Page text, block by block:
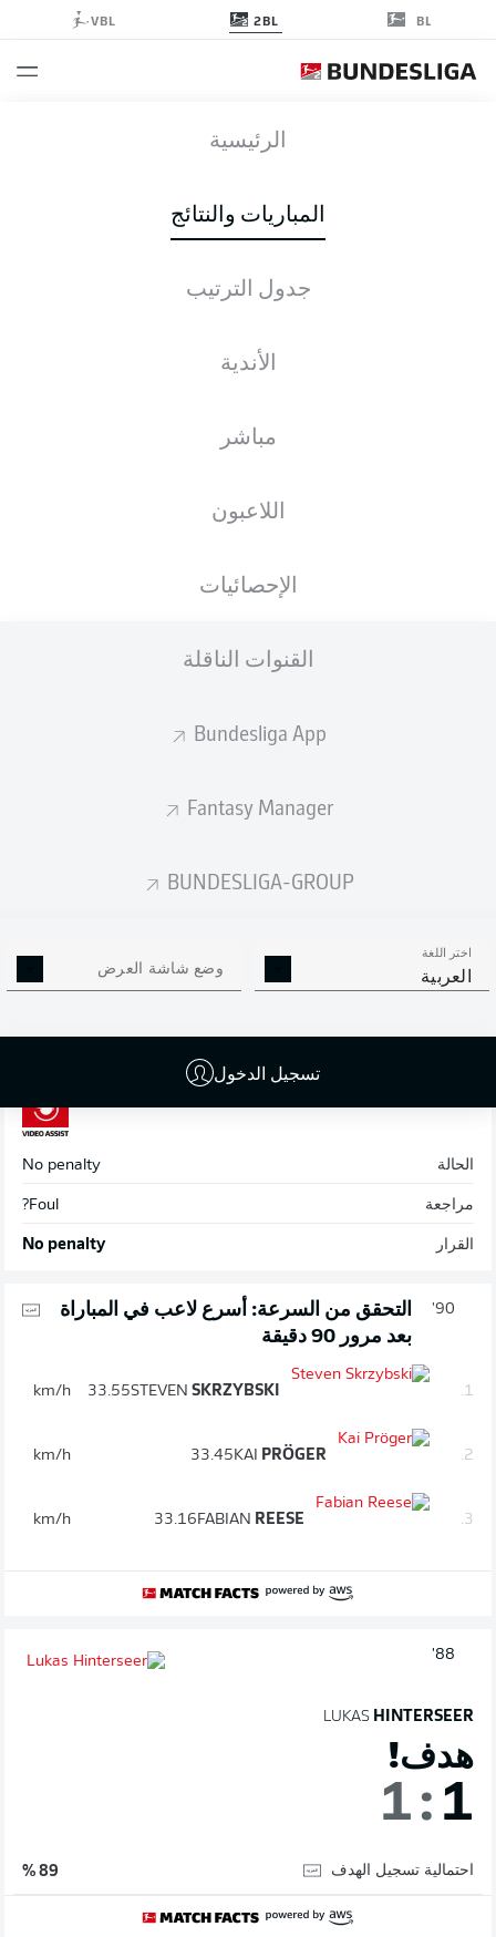
BL
2BL
VBL
الرئيسية
المباريات والنتائج
جدول الترتيب
الأندية
مباشر
اللاعبون
الإحصائيات
القنوات الناقلة
Bundesliga App
Fantasy Manager
BUNDESLIGA-GROUP
اختر اللغة
العربية وضع شاشة العرض
تسجيل الدخول
1
1
الأخبار التشكيلات الإحصائيات
F. Reese
28'
الحالة No penalty
مراجعة Foul?
القرار No penalty
90'
التحقق من السرعة: أسرع لاعب في المباراة
بعد مرور 90 دقيقة
1.
STEVEN SKRZYBSKI
33.55
km/h
2.
KAI PRÖGER
33.45
km/h
3.
FABIAN REESE
33.16
km/h
88'
LUKAS HINTERSEER
هدف!
1: 1
احتمالية تسجيل الهدف 89 %